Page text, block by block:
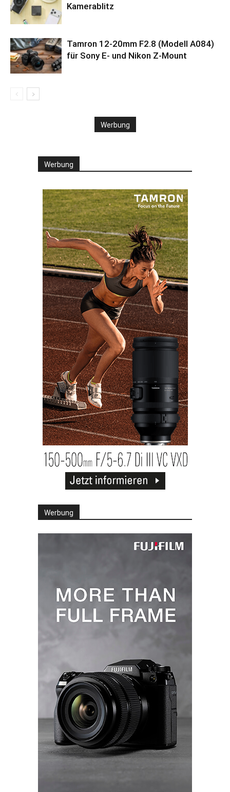
Kamerablitz
Tamron 12-20mm F2.8 (Modell A084)
für Sony E- und Nikon Z-Mount
Werbung
Werbung
Werbung